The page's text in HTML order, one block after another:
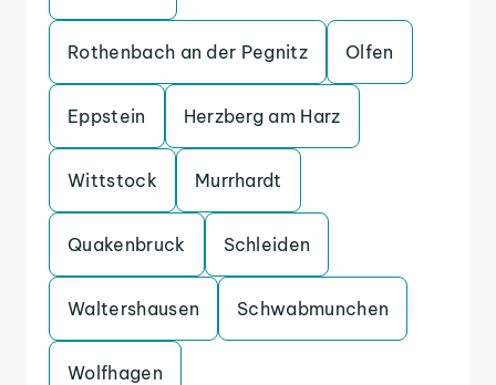
Rothenbach an der Pegnitz Olfen
Eppstein Herzberg am Harz
Wittstock Murrhardt
Quakenbruck Schleiden
Waltershausen Schwabmunchen
Wolfhagen